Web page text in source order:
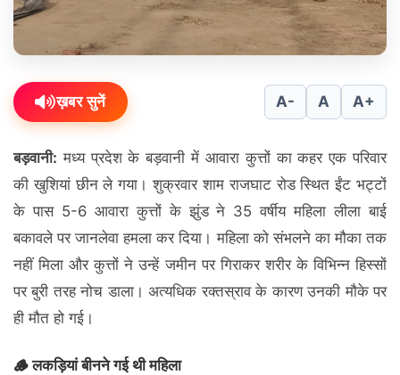
ख़बर सुनें A- A A+
बड़वानी: मध्य प्रदेश के बड़वानी में आवारा कुत्तों का कहर एक परिवार
की खुशियां छीन ले गया। शुक्रवार शाम राजघाट रोड स्थित ईंट भट्टों
के पास 5-6 आवारा कुत्तों के झुंड ने 35 वर्षीय महिला लीला बाई
बकावले पर जानलेवा हमला कर दिया। महिला को संभलने का मौका तक
नहीं मिला और कुत्तों ने उन्हें जमीन पर गिराकर शरीर के विभिन्न हिस्सों
पर बुरी तरह नोच डाला। अत्यधिक रक्तस्राव के कारण उनकी मौके पर
ही मौत हो गई।
🪵 लकड़ियां बीनने गई थी महिला